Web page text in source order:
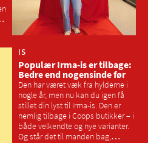
IS
Populær Irma-is er tilbage:
Bedre end nogensinde før
Den har været væk fra hylderne i
nogle år, men nu kan du igen få
stillet din lyst til Irma-is. Den er
nemlig tilbage i Coops butikker – i
både velkendte og nye varianter.
Og står det til manden bag,